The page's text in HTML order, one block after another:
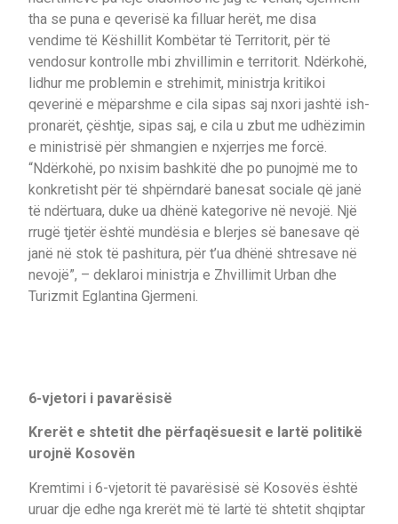
tha se puna e qeverisë ka filluar herët, me disa
vendime të Këshillit Kombëtar të Territorit, për të
vendosur kontrolle mbi zhvillimin e territorit. Ndërkohë,
lidhur me problemin e strehimit, ministrja kritikoi
qeverinë e mëparshme e cila sipas saj nxori jashtë ish-
pronarët, çështje, sipas saj, e cila u zbut me udhëzimin
e ministrisë për shmangien e nxjerrjes me forcë.
“Ndërkohë, po nxisim bashkitë dhe po punojmë me to
konkretisht për të shpërndarë banesat sociale që janë
të ndërtuara, duke ua dhënë kategorive në nevojë. Një
rrugë tjetër është mundësia e blerjes së banesave që
janë në stok të pashitura, për t’ua dhënë shtresave në
nevojë”, – deklaroi ministrja e Zhvillimit Urban dhe
Turizmit Eglantina Gjermeni.
6-vjetori i pavarësisë
Krerët e shtetit dhe përfaqësuesit e lartë politikë
urojnë Kosovën
Kremtimi i 6-vjetorit të pavarësisë së Kosovës është
uruar dje edhe nga krerët më të lartë të shtetit shqiptar